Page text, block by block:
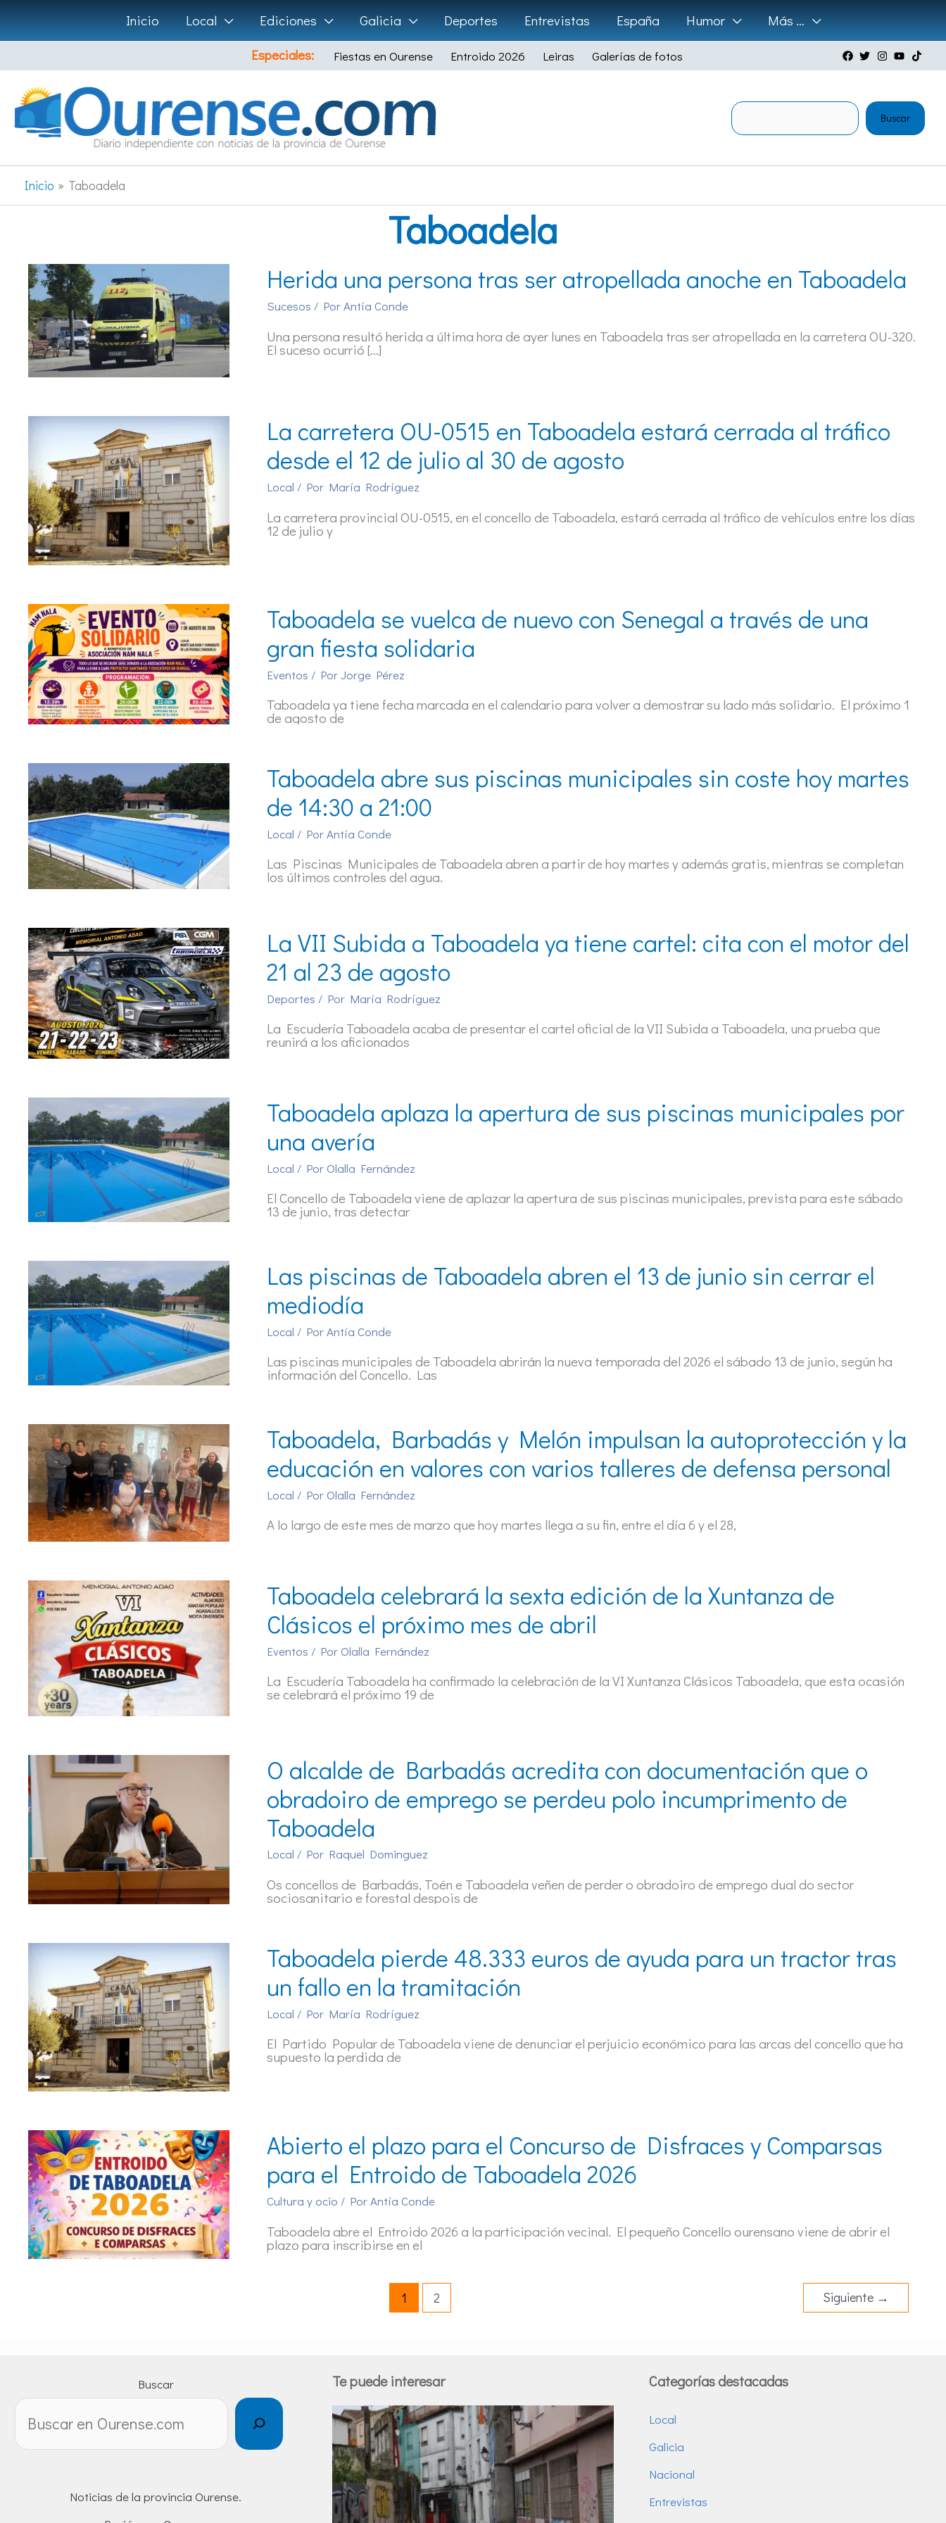
Ir
al
contenido
Inicio Local Ediciones Galicia Deportes Entrevistas España Humor
Más …
Especiales:
Fiestas en Ourense Entroido 2026 Leiras Galerías de fotos
Buscar
Inicio Taboadela
Taboadela
Herida una persona tras ser atropellada anoche en Taboadela
Sucesos / PorAntía Conde
Una persona resultó herida a última hora de ayer lunes en Taboadela tras ser atropellada en la carretera OU-320.
El suceso ocurrió […]
La carretera OU-0515 en Taboadela estará cerrada al tráfico
desde el 12 de julio al 30 de agosto
Local / Por María Rodríguez
La carretera provincial OU-0515, en el concello de Taboadela, estará cerrada al tráfico de vehículos entre los días
12 de julio y
Taboadela se vuelca de nuevo con Senegal a través de una
gran fiesta solidaria
Eventos / PorJorge Pérez
Taboadela ya tiene fecha marcada en el calendario para volver a demostrar su lado más solidario. El próximo 1
de agosto de
Taboadela abre sus piscinas municipales sin coste hoy martes
de 14:30 a 21:00
Local / PorAntía Conde
Las Piscinas Municipales de Taboadela abren a partir de hoy martes y además gratis, mientras se completan
los últimos controles del agua.
La VII Subida a Taboadela ya tiene cartel: cita con el motor del
21 al 23 de agosto
Deportes / Por María Rodríguez
La Escudería Taboadela acaba de presentar el cartel oficial de la VII Subida a Taboadela, una prueba que
reunirá a los aficionados
Taboadela aplaza la apertura de sus piscinas municipales por
una avería
Local / PorOlalla Fernández
El Concello de Taboadela viene de aplazar la apertura de sus piscinas municipales, prevista para este sábado
13 de junio, tras detectar
Las piscinas de Taboadela abren el 13 de junio sin cerrar el
mediodía
Local / PorAntía Conde
Las piscinas municipales de Taboadela abrirán la nueva temporada del 2026 el sábado 13 de junio, según ha
información del Concello. Las
Taboadela, Barbadás y Melón impulsan la autoprotección y la
educación en valores con varios talleres de defensa personal
Local / PorOlalla Fernández
A lo largo de este mes de marzo que hoy martes llega a su fin, entre el día 6 y el 28,
Taboadela celebrará la sexta edición de la Xuntanza de
Clásicos el próximo mes de abril
Eventos / PorOlalla Fernández
La Escudería Taboadela ha confirmado la celebración de la VI Xuntanza Clásicos Taboadela, que esta ocasión
se celebrará el próximo 19 de
O alcalde de Barbadás acredita con documentación que o
obradoiro de emprego se perdeu polo incumprimento de
Taboadela
Local / Por Raquel Dominguez
Os concellos de Barbadás, Toén e Taboadela veñen de perder o obradoiro de emprego dual do sector
sociosanitario e forestal despois de
Taboadela pierde 48.333 euros de ayuda para un tractor tras
un fallo en la tramitación
Local / Por María Rodríguez
El Partido Popular de Taboadela viene de denunciar el perjuicio económico para las arcas del concello que ha
supuesto la perdida de
Abierto el plazo para el Concurso de Disfraces y Comparsas
para el Entroido de Taboadela 2026
Cultura y ocio / PorAntía Conde
Taboadela abre el Entroido 2026 a la participación vecinal. El pequeño Concello ourensano viene de abrir el
plazo para inscribirse en el
1 2 Siguiente →
Buscar
Noticias de la provincia Ourense.
Te puede interesar Categorías destacadas
Local
Galicia
Nacional
Entrevistas